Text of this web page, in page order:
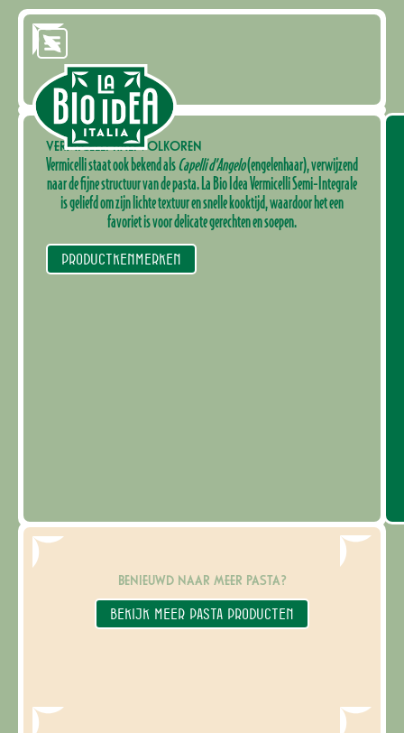
VERMICELLI HALFVOLKOREN
Vermicelli staat ook bekend alsCapelli d’Angelo(engelenhaar), verwijzend
naar de fijne structuur van de pasta. La Bio Idea Vermicelli Semi-Integrale
is geliefd om zijn lichte textuur en snelle kooktijd, waardoor het een
favoriet is voor delicate gerechten en soepen.
PRODUCTKENMERKEN
BENIEUWD NAAR MEER PASTA?
BEKIJK MEER PASTA PRODUCTEN